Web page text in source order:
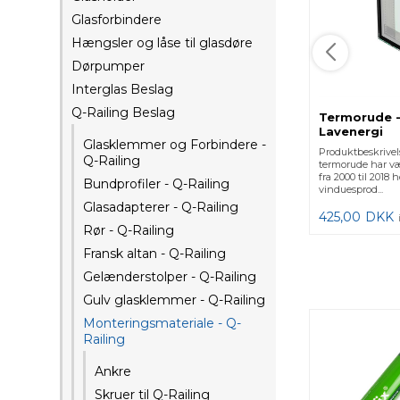
Glasforbindere
Hængsler og låse til glasdøre
Dørpumper
Interglas Beslag
Q-Railing Beslag
Glasklemmer og Forbindere -
Q-Railing
Bundprofiler - Q-Railing
Glasadapterer - Q-Railing
Rør - Q-Railing
Fransk altan - Q-Railing
Gelænderstolper - Q-Railing
Gulv glasklemmer - Q-Railing
Monteringsmateriale - Q-
Railing
Ankre
Skruer til Q-Railing
Termorude
Lavenergi
termorude har
fra 2000 til 2018
vinduesprod...
425,00 DKK